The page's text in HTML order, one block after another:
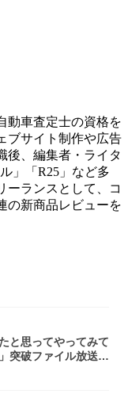
動車査定士の資格を
ブサイト制作や広告
後、編集者・ライタ
」「R25」など多
ーランスとして、コ
の新商品レビューを
と思ってやってみて
突破ファイル放送で